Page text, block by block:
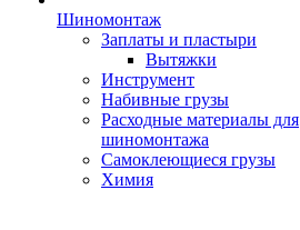
Шиномонтаж
Заплаты и пластыри
Вытяжки
Инструмент
Набивные грузы
Расходные материалы для
шиномонтажа
Самоклеющиеся грузы
Химия